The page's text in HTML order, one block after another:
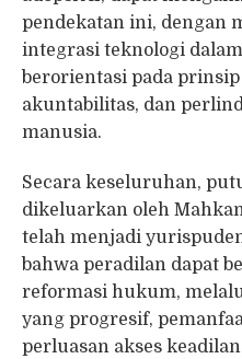
pendekatan ini, dengan
integrasi teknologi
berorientasi pada
akuntabilitas, dan
manusia.
Secara keseluruhan,
dikeluarkan oleh
telah menjadi
bahwa peradilan dapat
reformasi hukum,
yang progresif,
perluasan akses